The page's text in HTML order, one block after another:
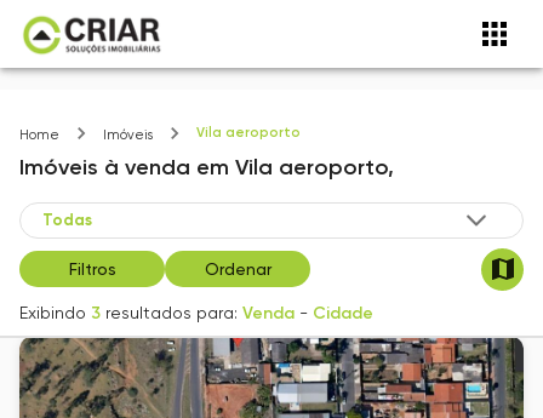
Home Imóveis Vila aeroporto
Imóveis à venda em Vila aeroporto,
Filtros Ordenar
Exibindo 3 resultados para: Venda - Cidade